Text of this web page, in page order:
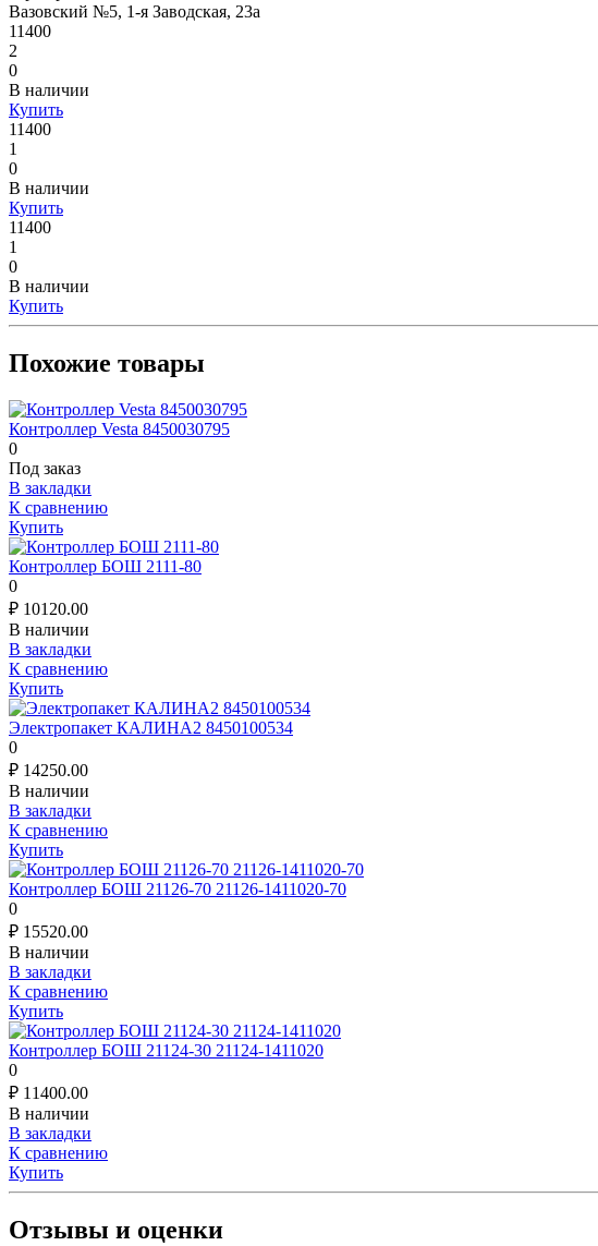
Вазовский №5, 1-я Заводская, 23а
11400
2
0
В наличии
Купить
11400
1
0
В наличии
Купить
11400
1
0
В наличии
Купить
Похожие товары
Контроллер Vesta 8450030795
0
Под заказ
В закладки
К сравнению
Купить
Контроллер БОШ 2111-80
0
₽ 10120.00
В наличии
В закладки
К сравнению
Купить
Электропакет КАЛИНА2 8450100534
0
₽ 14250.00
В наличии
В закладки
К сравнению
Купить
Контроллер БОШ 21126-70 21126-1411020-70
0
₽ 15520.00
В наличии
В закладки
К сравнению
Купить
Контроллер БОШ 21124-30 21124-1411020
0
₽ 11400.00
В наличии
В закладки
К сравнению
Купить
Отзывы и оценки